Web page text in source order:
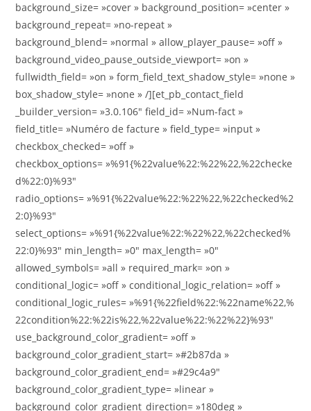
background_size= »cover » background_position= »center »
background_repeat= »no-repeat »
background_blend= »normal » allow_player_pause= »off »
background_video_pause_outside_viewport= »on »
fullwidth_field= »on » form_field_text_shadow_style= »none »
box_shadow_style= »none » /][et_pb_contact_field
_builder_version= »3.0.106″ field_id= »Num-fact »
field_title= »Numéro de facture » field_type= »input »
checkbox_checked= »off »
checkbox_options= »%91{%22value%22:%22%22,%22checke
d%22:0}%93″
radio_options= »%91{%22value%22:%22%22,%22checked%2
2:0}%93″
select_options= »%91{%22value%22:%22%22,%22checked%
22:0}%93″ min_length= »0″ max_length= »0″
allowed_symbols= »all » required_mark= »on »
conditional_logic= »off » conditional_logic_relation= »off »
conditional_logic_rules= »%91{%22field%22:%22name%22,%
22condition%22:%22is%22,%22value%22:%22%22}%93″
use_background_color_gradient= »off »
background_color_gradient_start= »#2b87da »
background_color_gradient_end= »#29c4a9″
background_color_gradient_type= »linear »
background_color_gradient_direction= »180deg »